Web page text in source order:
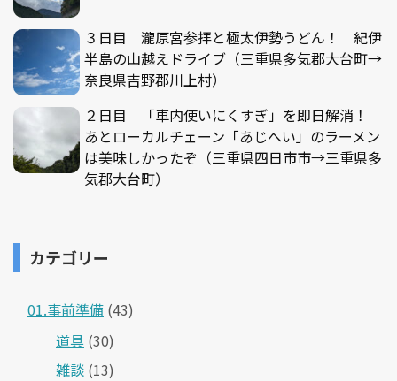
３日目 瀧原宮参拝と極太伊勢うどん！ 紀伊
半島の山越えドライブ（三重県多気郡大台町→
奈良県吉野郡川上村）
２日目 「車内使いにくすぎ」を即日解消！
あとローカルチェーン「あじへい」のラーメン
は美味しかったぞ（三重県四日市市→三重県多
気郡大台町）
カテゴリー
01.事前準備 (43)
道具 (30)
雑談 (13)